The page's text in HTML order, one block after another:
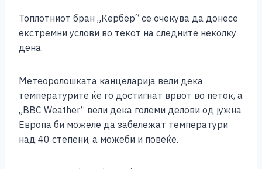
Топлотниот бран „Кербер“ се очекува да донесе
екстремни услови во текот на следните неколку
дена.
Метеоролошката канцеларија вели дека
температурите ќе го достигнат врвот во петок, а
„BBC Weather“ вели дека големи делови од јужна
Европа би можеле да забележат температури
над 40 степени, а можеби и повеќе.